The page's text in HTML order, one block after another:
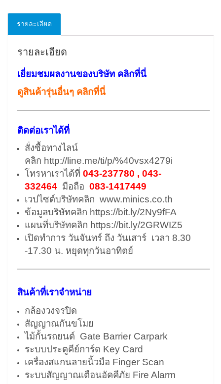
รายละเอียด
รายละเอียด
เยี่ยมชมผลงานของบริษัท คลิกที่นี่
ดูสินค้ารุ่นอื่นๆ คลิกที่นี่
————————————————————–
ติดต่อเราได้ที่
สั่งซื้อทางไลน์
คลิก http://line.me/ti/p/%40vsx4279i
โทรหาเราได้ที่ 043-237780 , 043-
332464 มือถือ 083-1417449
เวปไซต์บริษัทคลิก www.minics.co.th
ข้อมูลบริษัทคลิก https://bit.ly/2Ny9fFA
แผนที่บริษัทคลิก https://bit.ly/2GRWIZ5
เปิดทำการ วันจันทร์ ถึง วันเสาร์ เวลา 8.30
-17.30 น. หยุดทุกวันอาทิตย์
————————————————————–
สินค้าที่เราจำหน่าย
กล้องวงจรปิด
สัญญาณกันขโมย
ไม้กั้นรถยนต์ Gate Barrier Carpark
ระบบประตูคีย์การ์ด Key Card
เครื่องสแกนลายนิ้วมือ Finger Scan
ระบบสัญญาณเตือนอัคคีภัย Fire Alarm